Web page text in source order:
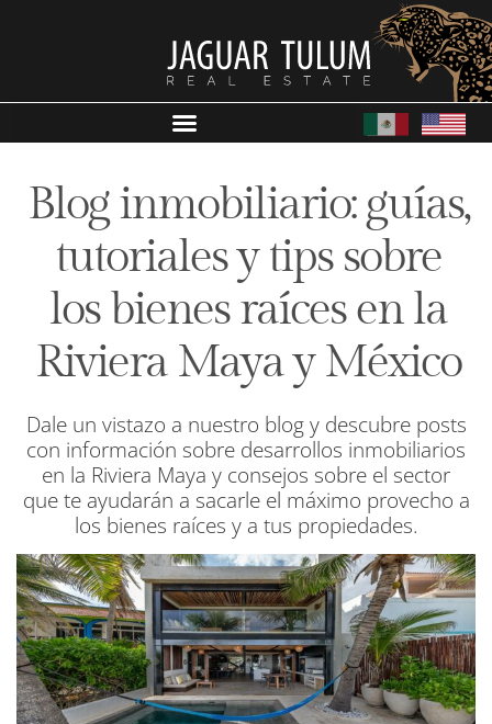
Blog inmobiliario: guías,
tutoriales y tips sobre
los bienes raíces en la
Riviera Maya y México
Dale un vistazo a nuestro blog y descubre posts
con información sobre desarrollos inmobiliarios
en la Riviera Maya y consejos sobre el sector
que te ayudarán a sacarle el máximo provecho a
los bienes raíces y a tus propiedades.